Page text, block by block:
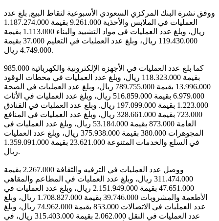
ووفق نشرة البنك المركزي السعودي الأسبوعية لنقاط البيع, بلغ عدد
العمليات في الملابس والأحذية 9.261.000 بقيمة 1.187.274.000
ريال، وبلغ عدد العمليات في مواد التشييد والبناء 1.113.000 بقيمة
119.430.000 ريال، وبلغ عدد العمليات في التعليم 37.000 بقيمة
4.749.000 ريال.
كما بلغ عدد العمليات في الأجهزة الإلكترونية والكهربائية 985.000
بقيمة 118.323.000 ريال، وبلغ عدد العمليات في محطات الوقود
13.996.000 بقيمة 789.755.000 ريال، وبلغ عدد العمليات في الصحة
6.979.000 بقيمة 516.859.000 ريال، وبلغ عدد العمليات في الأثاث
1.223.000 بقيمة 197.099.000 ريال. وبلغ عدد العمليات في الفنادق
723.000 بقيمة 328.661.000 ريال، وبلغ عدد العمليات في المنافع
العامة 873.000 بقيمة 53.184.000 ريال، وبلغ عدد العمليات في
المجوهرات 380.000 بقيمة 375.938.000 ريال، وبلغ عدد العمليات
في السلع والخدمات المتنوعة 23.621.000 بقيمة 1.359.091.000
ريال.
ووصل عدد العمليات في الترفيه والثقافة 2.267.000 بقيمة
311.474.000 ريال، وبلغ عدد العمليات في المطاعم والمقاهي
47.651.000 بقيمة 2.151.949.000 ريال، وبلغ عدد العمليات في
الأطعمة والمشروبات 39.746.000 بقيمة 1.708.827.000 ريال، وبلغ
عدد العمليات في الاتصالات 853.000 بقيمة 74.962.000 ريال، وبلغ
عدد العمليات في النقل 2.062.000 بقيمة 315.403.000 ريال، في